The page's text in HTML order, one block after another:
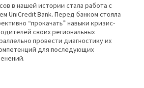
в нашей истории стала работа с
UniCredit Bank. Перед банком стояла
“прокачать” навыки кризис-
своих региональных
провести диагностику их
для последующих